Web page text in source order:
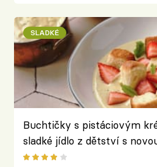
SLADKÉ
Buchtičky s pistáciovým
sladké jídlo z dětství s